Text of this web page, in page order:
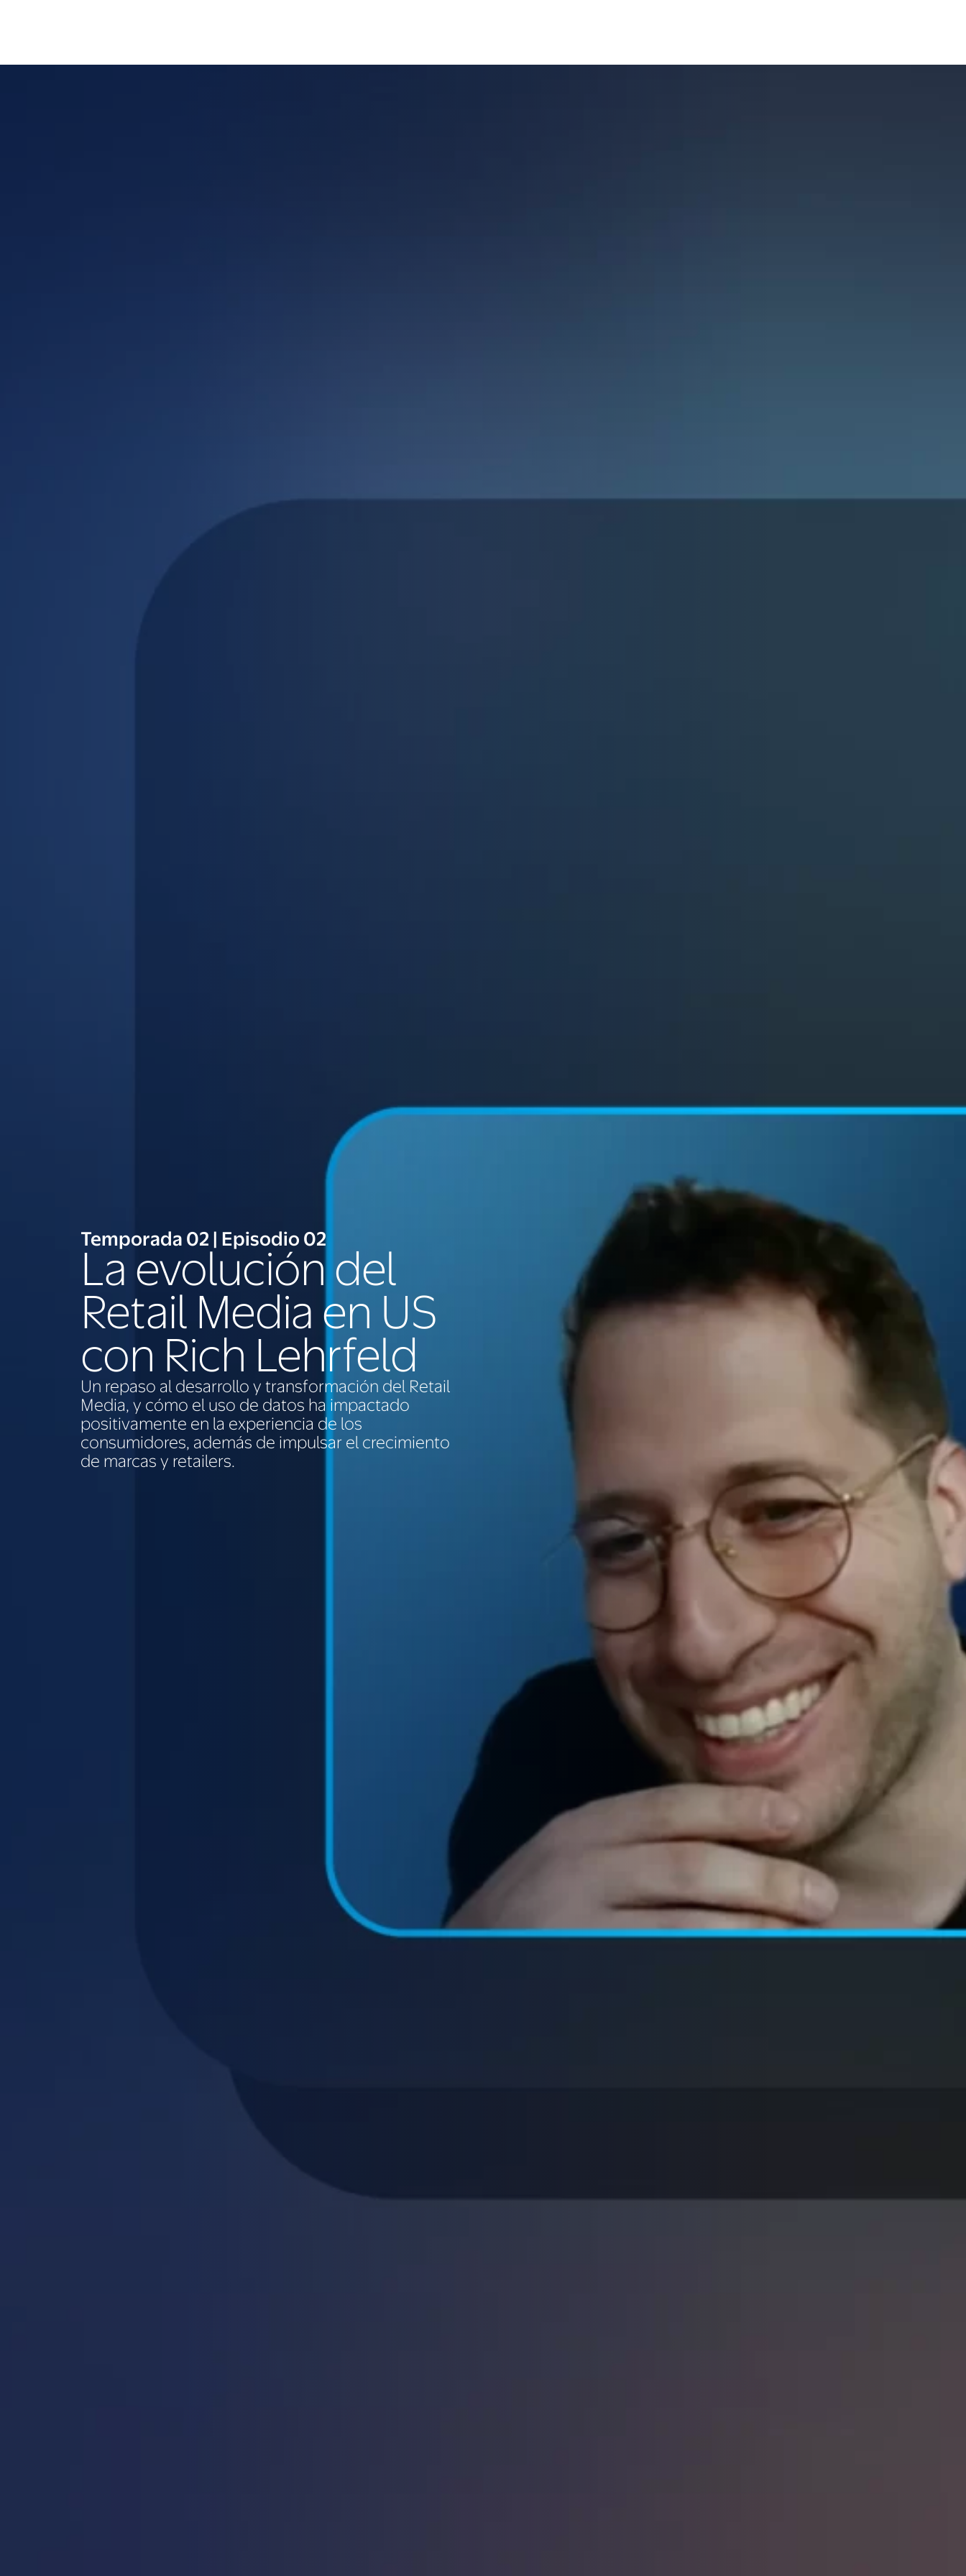
Temporada 02 | Episodio 02
La evolución del
Retail Media en US
con Rich Lehrfeld
Un repaso al desarrollo y transformación del Retail
Media, y cómo el uso de datos ha impactado
positivamente en la experiencia de los
consumidores, además de impulsar el crecimiento
de marcas y retailers.